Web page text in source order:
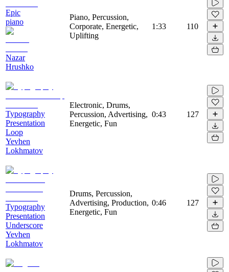
Epic
piano
Nazar
Hrushko
Piano, Percussion,
Corporate, Energetic,
Uplifting
1:33 110
Typography
Presentation
Loop
Yevhen
Lokhmatov
Electronic, Drums,
Percussion, Advertising,
Energetic, Fun
0:43 127
Typography
Presentation
Underscore
Yevhen
Lokhmatov
Drums, Percussion,
Advertising, Production,
Energetic, Fun
0:46 127